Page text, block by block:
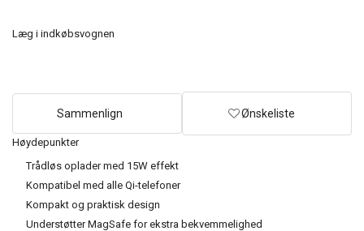
Høydepunkter
Trådløs oplader med 15W effekt
Kompatibel med alle Qi-telefoner
Kompakt og praktisk design
Understøtter MagSafe for ekstra bekvemmelighed
Læg i indkøbsvognen
Sammenlign Ønskeliste